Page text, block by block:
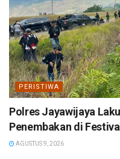
PERISTIWA
Polres Jayawijaya
Penembakan di
AGUSTUS 9, 2026